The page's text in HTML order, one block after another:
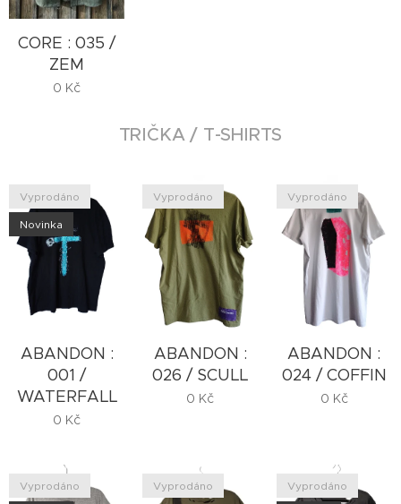
CORE : 035 /
ZEM
0 Kč
TRIČKA / T-SHIRTS
ABANDON :
001 /
WATERFALL
Vyprodáno
Novinka
0 Kč
ABANDON :
026 / SCULL
Vyprodáno
0 Kč
ABANDON :
024 / COFFIN
Vyprodáno
0 Kč
Vyprodáno Vyprodáno Vyprodáno